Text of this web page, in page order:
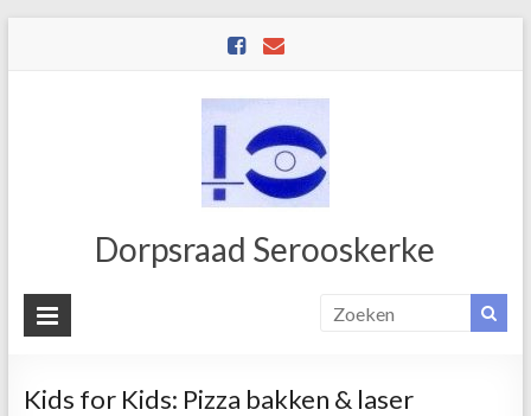
Dorpsraad Serooskerke
Kids for Kids: Pizza bakken & laser